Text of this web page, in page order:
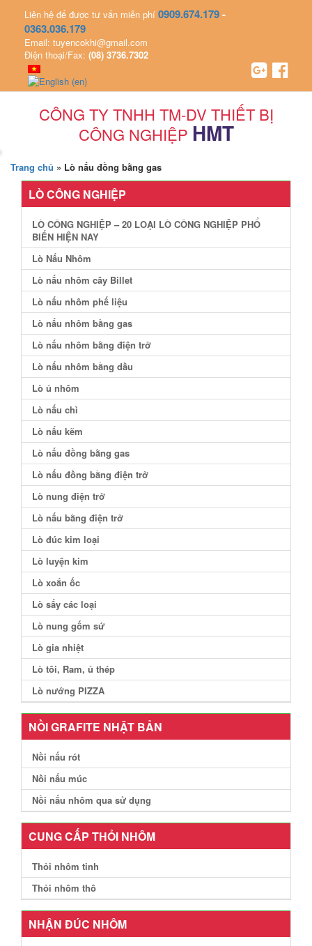
Liên hệ để được tư vấn miễn phí 0909.674.179-
0363.036.179
Email: tuyencokhi@gmail.com
Điện thoại/Fax: (08) 3736.7302
CÔNG TY TNHH TM-DV THIẾT BỊ
CÔNG NGHIỆP HMT
Trang chủ » Lò nấu đồng bằng gas
LÒ CÔNG NGHIỆP
LÒ CÔNG NGHIỆP – 20 LOẠI LÒ CÔNG NGHIỆP PHỔ
BIẾN HIỆN NAY
Lò Nấu Nhôm
Lò nấu nhôm cây Billet
Lò nấu nhôm phế liệu
Lò nấu nhôm bằng gas
Lò nấu nhôm bằng điện trở
Lò nấu nhôm bằng dầu
Lò ủ nhôm
Lò nấu chì
Lò nấu kẽm
Lò nấu đồng bằng gas
Lò nấu đồng bằng điện trở
Lò nung điện trở
Lò nấu bằng điện trở
Lò đúc kim loại
Lò luyện kim
Lò xoắn ốc
Lò sấy các loại
Lò nung gốm sứ
Lò gia nhiệt
Lò tôi, Ram, ủ thép
Lò nướng PIZZA
NỒI GRAFITE NHẬT BẢN
Nồi nấu rót
Nồi nấu múc
Nồi nấu nhôm qua sử dụng
CUNG CẤP THỎI NHÔM
Thỏi nhôm tinh
Thỏi nhôm thô
NHẬN ĐÚC NHÔM